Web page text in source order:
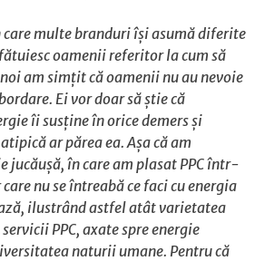
multe branduri își asumă diferite
oamenii referitor la cum să
am simțit că oamenii nu au nevoie
Ei vor doar să știe că
îi susține în orice demers și
ar părea ea. Așa că am
jucăușă, în care am plasat PPC într-
nu se întreabă ce faci cu energia
ilustrând astfel atât varietatea
PPC, axate spre energie
naturii umane. Pentru că